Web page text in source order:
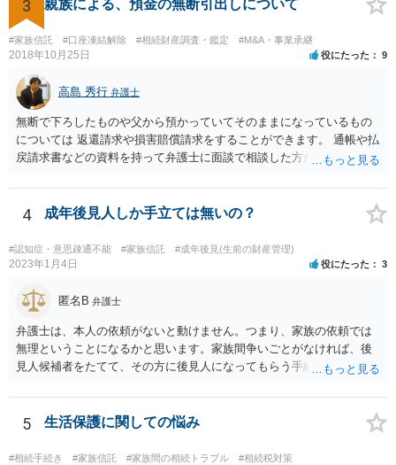
3 親族による、預金の無断引出しについて
#家族信託 #口座凍結解除 #相続財産調査・鑑定 #M&A・事業承継
2018年10月25日 役にたった 9
高島 秀行 弁護士
無断で下ろしたものや父から預かっていてそのままになっているもの
については 返還請求や損害賠償請求をすることができます。 通帳や払
戻請求書などの資料を持って弁護士に面談で相談した方がよいと思い
4 成年後見人しか手立ては無いの？
#認知症・意思疎通不能 #家族信託 #成年後見(生前の財産管理)
2023年1月4日 役にたった 3
匿名B 弁護士
弁護士は、本人の依頼がないと動けません。つまり、家族の依頼では
無理ということになるかと思います。家族間争いごとがなければ、後
見人候補者をたてて、その方に後見人になってもらう手続をすすめた
5 生活保護に関しての悩み
#相続手続き #家族信託 #家族間の相続トラブル #相続税対策